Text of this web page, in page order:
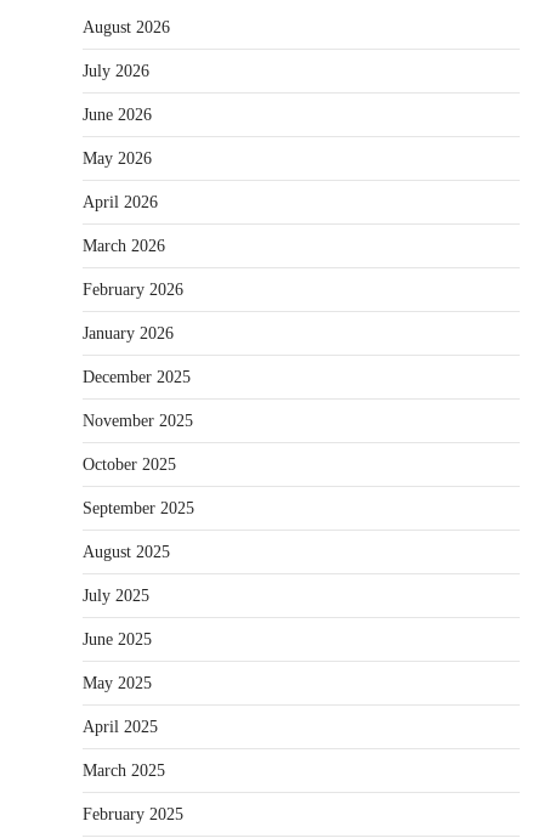
August 2026
July 2026
June 2026
May 2026
April 2026
March 2026
February 2026
January 2026
December 2025
November 2025
October 2025
September 2025
August 2025
July 2025
June 2025
May 2025
April 2025
March 2025
February 2025